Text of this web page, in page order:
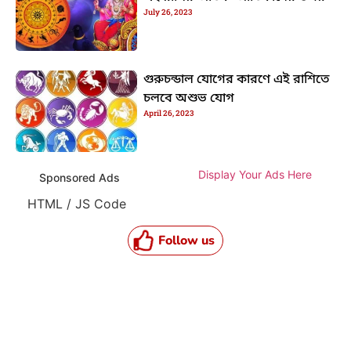
July 26, 2023
গুরুচন্ডাল যোগের কারণে এই রাশিতে
চলবে অশুভ যোগ
April 26, 2023
Sponsored Ads Display Your Ads Here
HTML / JS Code
Follow us